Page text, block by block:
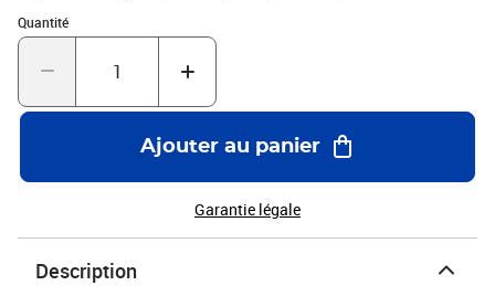
Quantité
Quantité : 1
Ajouter au panier
Garantie légale
Description